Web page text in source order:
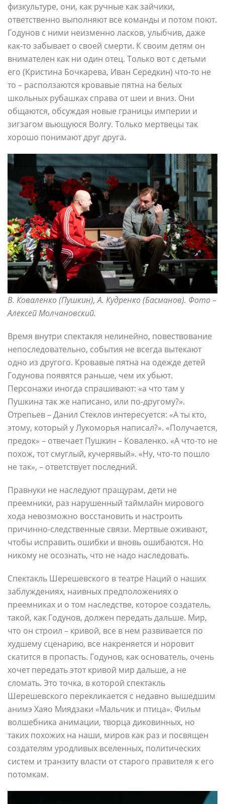
физкультуре, они, как ручные как зайчики,
ответственно выполняют все команды и потом поют.
Годунов с ними неизменно ласков, улыбчив, даже
как-то забывает о своей смерти. К своим детям он
внимателен как ни один отец. Только вот с детьми
его (Кристина Бочкарева, Иван Середкин) что-то не
то – расползаются кровавые пятна на белых
школьных рубашках справа от шеи и вниз. Они
общаются, обсуждая новые границы империи и
зигзагом вьющуюся Волгу. Только мертвецы так
хорошо понимают друг друга.
В. Коваленко (Пушкин), А. Кудренко (Басманов). Фото–
Алексей Молчановский.
Время внутри спектакля нелинейно, повествование
непоследовательно, события не всегда вытекают
одно из другого. Кровавые пятна на одежде детей
Годунова появятся раньше, чем их убьют.
Персонажи иногда спрашивают: «а что там у
Пушкина так же написано, или по-другому?».
Отрепьев – Данил Стеклов интересуется: «А ты кто,
этому, который у Лукоморья написал?». «Получается,
предок» – отвечает Пушкин – Коваленко. «А что-то не
похож, тот смуглый, кучерявый». «Ну, что-то пошло
не так», – ответствует последний.
Правнуки не наследуют пращурам, дети не
преемники, раз нарушенный таймлайн мирового
хода невозможно восстановить и настроить
причинно-следственные связи. Мертвые оживают,
чтобы исправить ошибки и вновь ошибаются. Но
никому не осознать, что не надо наследовать.
Спектакль Шерешевского в театре Наций о наших
заблуждениях, наивных предположениях о
преемниках и о том наследстве, которое создатель,
такой, как Годунов, должен передать дальше. Мир,
что он строил – кривой, все в нем развивается по
худшему сценарию, все накреняется и норовит
скатится в пропасть. Годунов, как основатель, очень
хочет передать этот кривой мир дальше, а не
сломать. Это точка, в которой спектакль
Шерешевского перекликается с недавно вышедшим
анимэ Хаяо Миядзаки «Мальчик и птица». Фильм
волшебника анимации, творца диковинных, но
таких похожих на наши, миров как раз и посвящен
создателям уродливых вселенных, политических
систем и транзиту власти от старого правителя к его
потомкам.